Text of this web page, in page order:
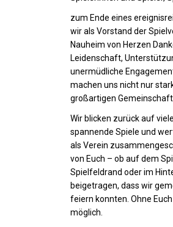
zum Ende eines
wir als Vorstand der
Nauheim von Herzen
Leidenschaft,
unermüdliche
machen uns nicht nur
großartigen
Wir blicken zurück auf
spannende Spiele und
als Verein
von Euch – ob auf dem
Spielfeldrand oder im
beigetragen, dass wir
feiern konnten. Ohne
möglich.